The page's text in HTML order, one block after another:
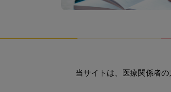
当サイトは、医療関係者